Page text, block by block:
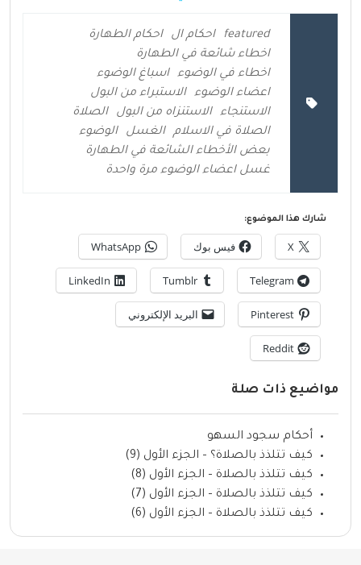
featured احكام ال
احكام الطهارة
اخطاء شائعة في الطهارة
اخطاء في الوضوء
اسباغ الوضوء
اعضاء الوضوء
الاستبراء من البول
الاستنجاء
الاستنزاه من البول
الصلاة
الصلاة في الاسلام
الغسل
الوضوء
بعض الأخطاء الشائعة في الطهارة
غسل اعضاء الوضوء مرة واحدة
شارك هذا الموضوع:
X فيس بوك WhatsApp
Telegram
Tumblr
LinkedIn
Pinterest البريد الإلكتروني
Reddit
مواضيع ذات صلة
أحكام سجود السهو
كيف تتلذذ بالصلاة؟ – الجزء الأول (9)
كيف تتلذذ بالصلاة – الجزء الأول (8)
كيف تتلذذ بالصلاة – الجزء الأول (7)
كيف تتلذذ بالصلاة – الجزء الأول (6)